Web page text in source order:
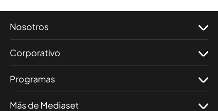
Nosotros
Corporativo
Programas
Más de Mediaset